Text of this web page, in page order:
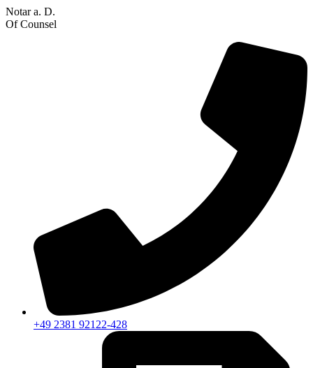
Notar a. D.
Of Counsel
+49 2381 92122-428